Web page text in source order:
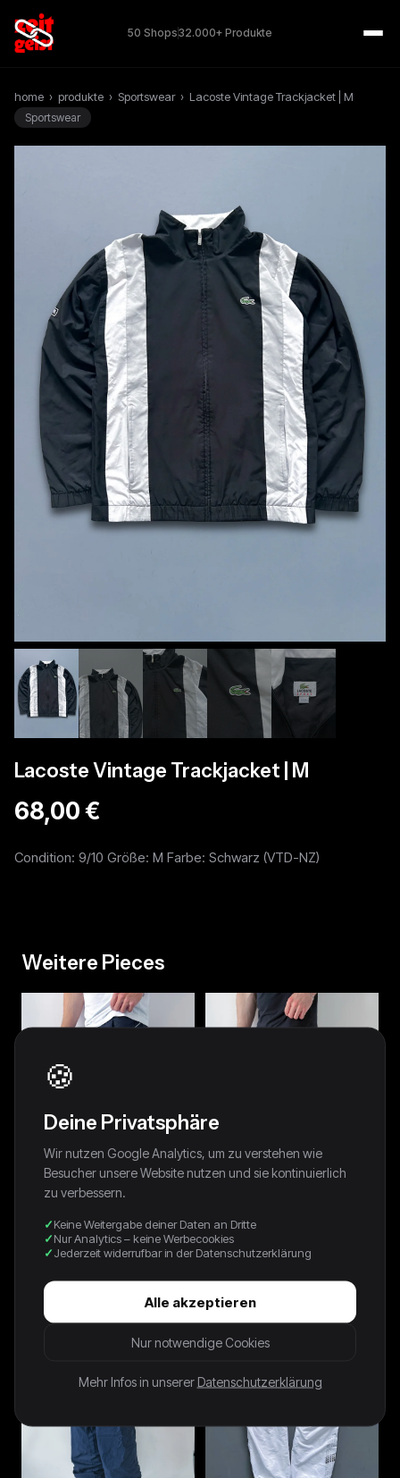
50 Shops32.000+ Produkte
home › produkte › Sportswear › Lacoste Vintage Trackjacket | M
Sportswear
Lacoste Vintage Trackjacket | M
68,00 €
Condition: 9/10 Größe: M Farbe: Schwarz (VTD-NZ)
Weitere Pieces
NIKE VINTAGE *PREMIUM*
TRACKPANTS | L
Nike Vintage Trackpants | M
62,00 €
🍪
Deine Privatsphäre
Wir nutzen Google Analytics, um zu verstehen wie
Besucher unsere Website nutzen und sie kontinuierlich
zu verbessern.
Keine Weitergabe deiner Daten an Dritte
Nur Analytics – keine Werbecookies
Jederzeit widerrufbar in der Datenschutzerklärung
Alle akzeptieren
Nur notwendige Cookies
Mehr Infos in unserer Datenschutzerklärung